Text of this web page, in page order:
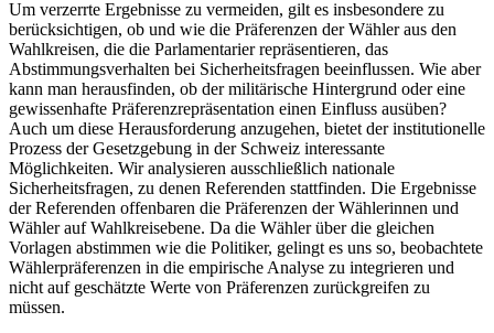
Um verzerrte Ergebnisse zu vermeiden, gilt es insbesondere zu
berücksichtigen, ob und wie die Präferenzen der Wähler aus den
Wahlkreisen, die die Parlamentarier repräsentieren, das
Abstimmungsverhalten bei Sicherheitsfragen beeinflussen. Wie aber
kann man herausfinden, ob der militärische Hintergrund oder eine
gewissenhafte Präferenzrepräsentation einen Einfluss ausüben?
Auch um diese Herausforderung anzugehen, bietet der institutionelle
Prozess der Gesetzgebung in der Schweiz interessante
Möglichkeiten. Wir analysieren ausschließlich nationale
Sicherheitsfragen, zu denen Referenden stattfinden. Die Ergebnisse
der Referenden offenbaren die Präferenzen der Wählerinnen und
Wähler auf Wahlkreisebene. Da die Wähler über die gleichen
Vorlagen abstimmen wie die Politiker, gelingt es uns so, beobachtete
Wählerpräferenzen in die empirische Analyse zu integrieren und
nicht auf geschätzte Werte von Präferenzen zurückgreifen zu
müssen.